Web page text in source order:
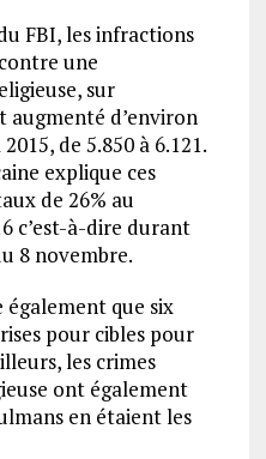
FBI, les infractions
une
sur
augmenté d’environ
de 5.850 à 6.121.
explique ces
de 26% au
c’est-à-dire durant
8 novembre.
que six
pour cibles pour
les crimes
ont également
en étaient les